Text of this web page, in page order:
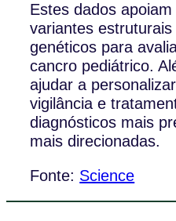
Estes dados
variantes
genéticos para
cancro pediátrico.
ajudar a
vigilância e
diagnósticos mais
mais direcionadas.
Fonte: Science